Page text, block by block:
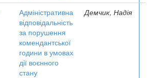
Адміністративна
відповідальність
за порушення
комендантської
години в умовах
дії воєнного
стану
Демчик, Надія